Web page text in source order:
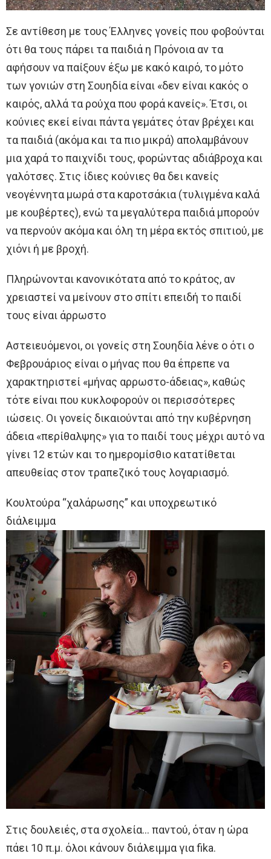
Σε αντίθεση με τους Έλληνες γονείς που φοβούνται
ότι θα τους πάρει τα παιδιά η Πρόνοια αν τα
αφήσουν να παίξουν έξω με κακό καιρό, το μότο
των γονιών στη Σουηδία είναι «δεν είναι κακός ο
καιρός, αλλά τα ρούχα που φορά κανείς». Έτσι, οι
κούνιες εκεί είναι πάντα γεμάτες όταν βρέχει και
τα παιδιά (ακόμα και τα πιο μικρά) απολαμβάνουν
μια χαρά το παιχνίδι τους, φορώντας αδιάβροχα και
γαλότσες. Στις ίδιες κούνιες θα δει κανείς
νεογέννητα μωρά στα καροτσάκια (τυλιγμένα καλά
με κουβέρτες), ενώ τα μεγαλύτερα παιδιά μπορούν
να περνούν ακόμα και όλη τη μέρα εκτός σπιτιού, με
χιόνι ή με βροχή.
Πληρώνονται κανονικότατα από το κράτος, αν
χρειαστεί να μείνουν στο σπίτι επειδή το παιδί
τους είναι άρρωστο
Αστειευόμενοι, οι γονείς στη Σουηδία λένε ο ότι ο
Φεβρουάριος είναι ο μήνας που θα έπρεπε να
χαρακτηριστεί «μήνας αρρωστο-άδειας», καθώς
τότε είναι που κυκλοφορούν οι περισσότερες
ιώσεις. Οι γονείς δικαιούνται από την κυβέρνηση
άδεια «περίθαλψης» για το παιδί τους μέχρι αυτό να
γίνει 12 ετών και το ημερομίσθιο κατατίθεται
απευθείας στον τραπεζικό τους λογαριασμό.
Κουλτούρα “χαλάρωσης” και υποχρεωτικό
διάλειμμα
Στις δουλειές, στα σχολεία… παντού, όταν η ώρα
πάει 10 π.μ. όλοι κάνουν διάλειμμα για fika.